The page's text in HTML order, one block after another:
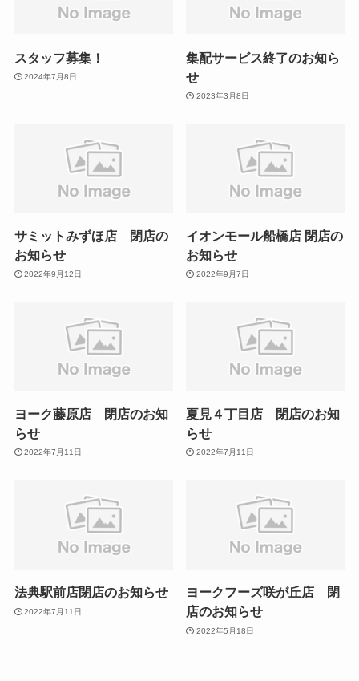
スタッフ募集！
2024年7月8日
集配サービス終了のお知ら
せ
2023年3月8日
サミットみずほ店 閉店の
お知らせ
2022年9月12日
イオンモール船橋店 閉店の
お知らせ
2022年9月7日
ヨーク藤原店 閉店のお知
らせ
2022年7月11日
夏見４丁目店 閉店のお知
らせ
2022年7月11日
法典駅前店閉店のお知らせ
2022年7月11日
ヨークフーズ咲が丘店 閉
店のお知らせ
2022年5月18日